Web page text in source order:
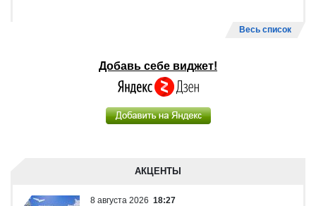
Весь список
Добавь себе виджет!
АКЦЕНТЫ
8 августа 2026 18:27